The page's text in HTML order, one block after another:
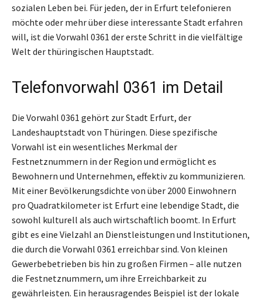
sozialen Leben bei. Für jeden, der in Erfurt telefonieren
möchte oder mehr über diese interessante Stadt erfahren
will, ist die Vorwahl 0361 der erste Schritt in die vielfältige
Welt der thüringischen Hauptstadt.
Telefonvorwahl 0361 im Detail
Die Vorwahl 0361 gehört zur Stadt Erfurt, der
Landeshauptstadt von Thüringen. Diese spezifische
Vorwahl ist ein wesentliches Merkmal der
Festnetznummern in der Region und ermöglicht es
Bewohnern und Unternehmen, effektiv zu kommunizieren.
Mit einer Bevölkerungsdichte von über 2000 Einwohnern
pro Quadratkilometer ist Erfurt eine lebendige Stadt, die
sowohl kulturell als auch wirtschaftlich boomt. In Erfurt
gibt es eine Vielzahl an Dienstleistungen und Institutionen,
die durch die Vorwahl 0361 erreichbar sind. Von kleinen
Gewerbebetrieben bis hin zu großen Firmen – alle nutzen
die Festnetznummern, um ihre Erreichbarkeit zu
gewährleisten. Ein herausragendes Beispiel ist der lokale